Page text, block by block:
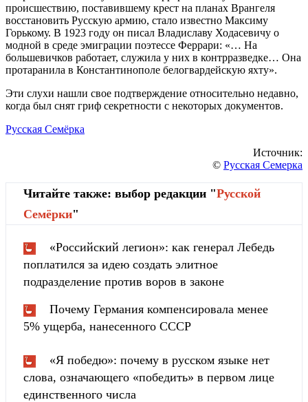
происшествию, поставившему крест на планах Врангеля
восстановить Русскую армию, стало известно Максиму
Горькому. В 1923 году он писал Владиславу Ходасевичу о
модной в среде эмиграции поэтессе Феррари: «… На
большевичков работает, служила у них в контрразведке… Она
протаранила в Константинополе белогвардейскую яхту».
Эти слухи нашли свое подтверждение относительно недавно,
когда был снят гриф секретности с некоторых документов.
Русская Семёрка
Источник:
© Русская Семерка
Читайте также: выбор редакции "Русской
Cемёрки"
«Российский легион»: как генерал Лебедь
поплатился за идею создать элитное
подразделение против воров в законе
Почему Германия компенсировала менее
5% ущерба, нанесенного СССР
«Я победю»: почему в русском языке нет
слова, означающего «победить» в первом лице
единственного числа